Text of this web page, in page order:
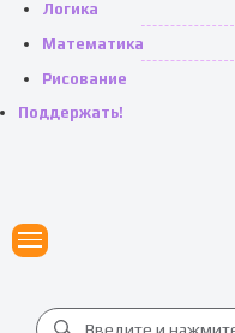
Логика
Математика
Рисование
Поддержать!